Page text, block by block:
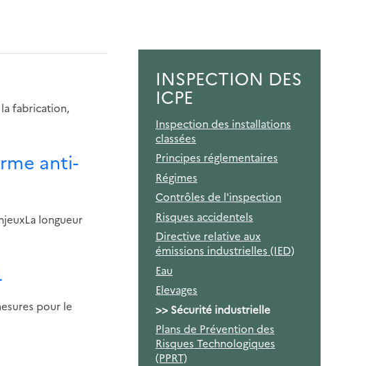
la fabrication,
anti-
longueur
pour le
INSPECTION DES
ICPE
Inspection des installations
classées
Principes réglementaires
Régimes
Contrôles de l'inspection
Risques accidentels
Directive relative aux
émissions industrielles (IED)
Eau
Elevages
Sécurité industrielle
Plans de Prévention des
Risques Technologiques
(PPRT)